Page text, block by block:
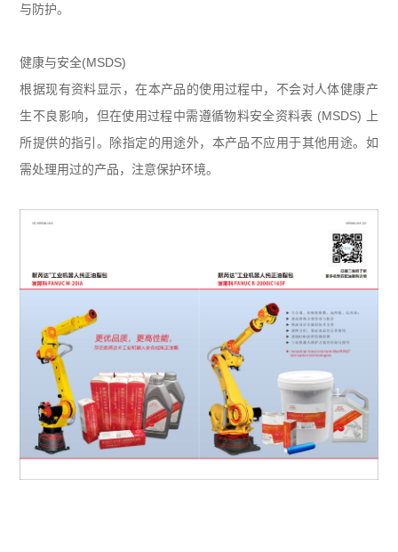
与防护。
健康与安全(MSDS)
根据现有资料显示，在本产品的使用过程中，不会对人体健康产
生不良影响，但在使用过程中需遵循物料安全资料表 (MSDS) 上
所提供的指引。除指定的用途外，本产品不应用于其他用途。如
需处理用过的产品，注意保护环境。